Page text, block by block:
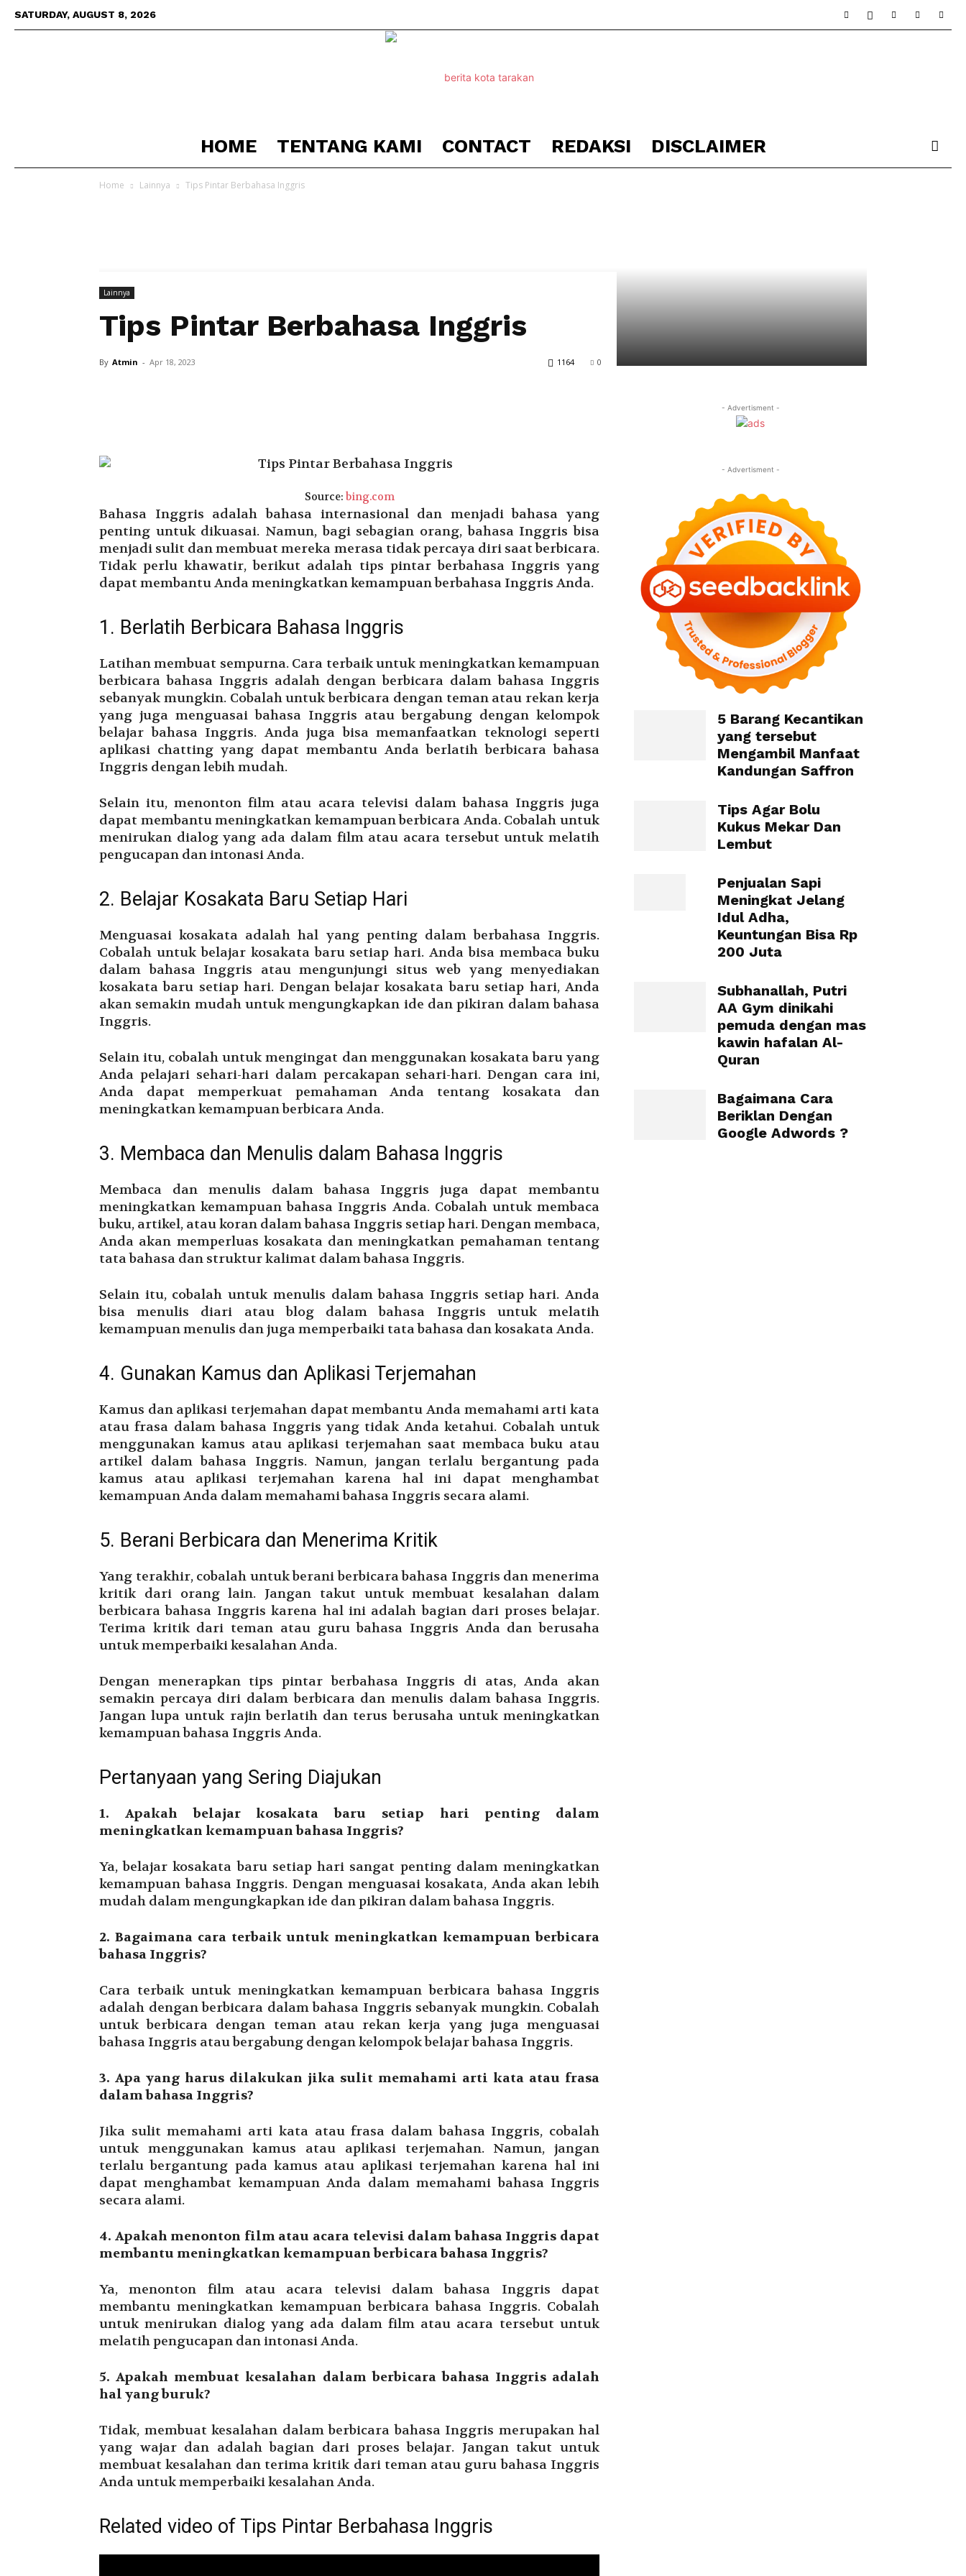
SATURDAY, AUGUST 8, 2026
Berita
HOME TENTANG KAMI CONTACT REDAKSI DISCLAIMER
Home Lainnya Tips Pintar Berbahasa Inggris
Lainnya
Tips Pintar Berbahasa Inggris
By Atmin - Apr 18, 2023 0
1164
Source: bing.com
Bahasa Inggris adalah bahasa internasional dan menjadi bahasa yang
penting untuk dikuasai. Namun, bagi sebagian orang, bahasa Inggris bisa
menjadi sulit dan membuat mereka merasa tidak percaya diri saat berbicara.
Tidak perlu khawatir, berikut adalah tips pintar berbahasa Inggris yang
dapat membantu Anda meningkatkan kemampuan berbahasa Inggris Anda.
1. Berlatih Berbicara Bahasa Inggris
Latihan membuat sempurna. Cara terbaik untuk meningkatkan kemampuan
berbicara bahasa Inggris adalah dengan berbicara dalam bahasa Inggris
sebanyak mungkin. Cobalah untuk berbicara dengan teman atau rekan kerja
yang juga menguasai bahasa Inggris atau bergabung dengan kelompok
belajar bahasa Inggris. Anda juga bisa memanfaatkan teknologi seperti
aplikasi chatting yang dapat membantu Anda berlatih berbicara bahasa
Inggris dengan lebih mudah.
Selain itu, menonton film atau acara televisi dalam bahasa Inggris juga
dapat membantu meningkatkan kemampuan berbicara Anda. Cobalah untuk
menirukan dialog yang ada dalam film atau acara tersebut untuk melatih
pengucapan dan intonasi Anda.
2. Belajar Kosakata Baru Setiap Hari
Menguasai kosakata adalah hal yang penting dalam berbahasa Inggris.
Cobalah untuk belajar kosakata baru setiap hari. Anda bisa membaca buku
dalam bahasa Inggris atau mengunjungi situs web yang menyediakan
kosakata baru setiap hari. Dengan belajar kosakata baru setiap hari, Anda
akan semakin mudah untuk mengungkapkan ide dan pikiran dalam bahasa
Inggris.
Selain itu, cobalah untuk mengingat dan menggunakan kosakata baru yang
Anda pelajari sehari-hari dalam percakapan sehari-hari. Dengan cara ini,
Anda dapat memperkuat pemahaman Anda tentang kosakata dan
meningkatkan kemampuan berbicara Anda.
3. Membaca dan Menulis dalam Bahasa Inggris
Membaca dan menulis dalam bahasa Inggris juga dapat membantu
meningkatkan kemampuan bahasa Inggris Anda. Cobalah untuk membaca
buku, artikel, atau koran dalam bahasa Inggris setiap hari. Dengan membaca,
Anda akan memperluas kosakata dan meningkatkan pemahaman tentang
tata bahasa dan struktur kalimat dalam bahasa Inggris.
Selain itu, cobalah untuk menulis dalam bahasa Inggris setiap hari. Anda
bisa menulis diari atau blog dalam bahasa Inggris untuk melatih
kemampuan menulis dan juga memperbaiki tata bahasa dan kosakata Anda.
4. Gunakan Kamus dan Aplikasi Terjemahan
Kamus dan aplikasi terjemahan dapat membantu Anda memahami arti kata
atau frasa dalam bahasa Inggris yang tidak Anda ketahui. Cobalah untuk
menggunakan kamus atau aplikasi terjemahan saat membaca buku atau
artikel dalam bahasa Inggris. Namun, jangan terlalu bergantung pada
kamus atau aplikasi terjemahan karena hal ini dapat menghambat
kemampuan Anda dalam memahami bahasa Inggris secara alami.
5. Berani Berbicara dan Menerima Kritik
Yang terakhir, cobalah untuk berani berbicara bahasa Inggris dan menerima
kritik dari orang lain. Jangan takut untuk membuat kesalahan dalam
berbicara bahasa Inggris karena hal ini adalah bagian dari proses belajar.
Terima kritik dari teman atau guru bahasa Inggris Anda dan berusaha
untuk memperbaiki kesalahan Anda.
Dengan menerapkan tips pintar berbahasa Inggris di atas, Anda akan
semakin percaya diri dalam berbicara dan menulis dalam bahasa Inggris.
Jangan lupa untuk rajin berlatih dan terus berusaha untuk meningkatkan
kemampuan bahasa Inggris Anda.
Pertanyaan yang Sering Diajukan
1. Apakah belajar kosakata baru setiap hari penting dalam
meningkatkan kemampuan bahasa Inggris?
Ya, belajar kosakata baru setiap hari sangat penting dalam meningkatkan
kemampuan bahasa Inggris. Dengan menguasai kosakata, Anda akan lebih
mudah dalam mengungkapkan ide dan pikiran dalam bahasa Inggris.
2. Bagaimana cara terbaik untuk meningkatkan kemampuan berbicara
bahasa Inggris?
Cara terbaik untuk meningkatkan kemampuan berbicara bahasa Inggris
adalah dengan berbicara dalam bahasa Inggris sebanyak mungkin. Cobalah
untuk berbicara dengan teman atau rekan kerja yang juga menguasai
bahasa Inggris atau bergabung dengan kelompok belajar bahasa Inggris.
3. Apa yang harus dilakukan jika sulit memahami arti kata atau frasa
dalam bahasa Inggris?
Jika sulit memahami arti kata atau frasa dalam bahasa Inggris, cobalah
untuk menggunakan kamus atau aplikasi terjemahan. Namun, jangan
terlalu bergantung pada kamus atau aplikasi terjemahan karena hal ini
dapat menghambat kemampuan Anda dalam memahami bahasa Inggris
secara alami.
4. Apakah menonton film atau acara televisi dalam bahasa Inggris dapat
membantu meningkatkan kemampuan berbicara bahasa Inggris?
Ya, menonton film atau acara televisi dalam bahasa Inggris dapat
membantu meningkatkan kemampuan berbicara bahasa Inggris. Cobalah
untuk menirukan dialog yang ada dalam film atau acara tersebut untuk
melatih pengucapan dan intonasi Anda.
5. Apakah membuat kesalahan dalam berbicara bahasa Inggris adalah
hal yang buruk?
Tidak, membuat kesalahan dalam berbicara bahasa Inggris merupakan hal
yang wajar dan adalah bagian dari proses belajar. Jangan takut untuk
membuat kesalahan dan terima kritik dari teman atau guru bahasa Inggris
Anda untuk memperbaiki kesalahan Anda.
Related video of Tips Pintar Berbahasa Inggris
- Advertisment -
- Advertisment -
5 Barang Kecantikan
yang tersebut
Mengambil Manfaat
Kandungan Saffron
Tips Agar Bolu
Kukus Mekar Dan
Lembut
Penjualan Sapi
Meningkat Jelang
Idul Adha,
Keuntungan Bisa Rp
200 Juta
Subhanallah, Putri
AA Gym dinikahi
pemuda dengan mas
kawin hafalan Al-
Quran
Bagaimana Cara
Beriklan Dengan
Google Adwords ?